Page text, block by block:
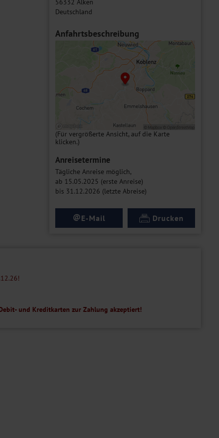
56332 Alken
Deutschland
Anfahrtsbeschreibung
(Für vergrößerte Ansicht, auf die Karte
klicken.)
Anreisetermine
Tägliche Anreise möglich,
ab 15.05.2025 (erste Anreise)
bis 31.12.2026 (letzte Abreise)
@E-Mail Drucken
und Kreditkarten zur Zahlung akzeptiert!